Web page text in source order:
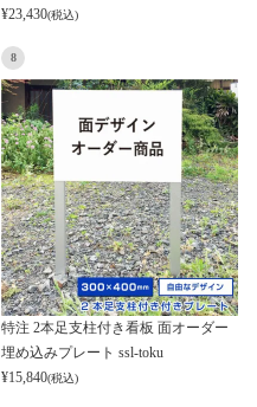
¥23,430(税込)
8
特注 2本足支柱付き看板 面オーダー
埋め込みプレート ssl-toku
¥15,840(税込)